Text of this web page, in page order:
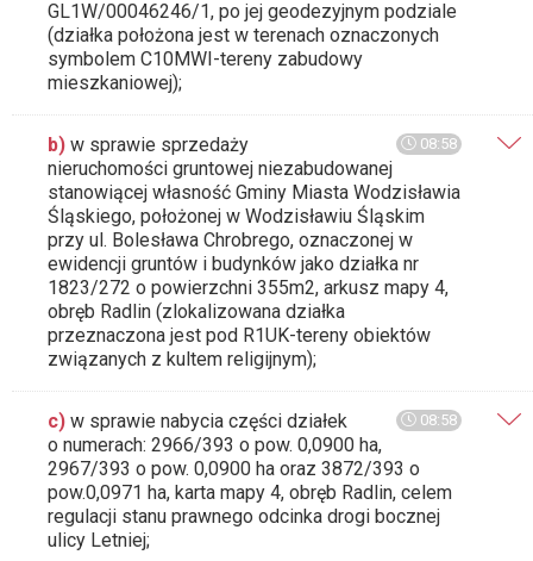
GL1W/00046246/1, po jej geodezyjnym podziale
(działka położona jest w terenach oznaczonych
symbolem C10MWI-tereny zabudowy
mieszkaniowej);
08:58
b) w sprawie sprzedaży
nieruchomości gruntowej niezabudowanej
stanowiącej własność Gminy Miasta Wodzisławia
Śląskiego, położonej w Wodzisławiu Śląskim
przy ul. Bolesława Chrobrego, oznaczonej w
ewidencji gruntów i budynków jako działka nr
1823/272 o powierzchni 355m2, arkusz mapy 4,
obręb Radlin (zlokalizowana działka
przeznaczona jest pod R1UK-tereny obiektów
związanych z kultem religijnym);
08:58
c) w sprawie nabycia części działek
o numerach: 2966/393 o pow. 0,0900 ha,
2967/393 o pow. 0,0900 ha oraz 3872/393 o
pow.0,0971 ha, karta mapy 4, obręb Radlin, celem
regulacji stanu prawnego odcinka drogi bocznej
ulicy Letniej;